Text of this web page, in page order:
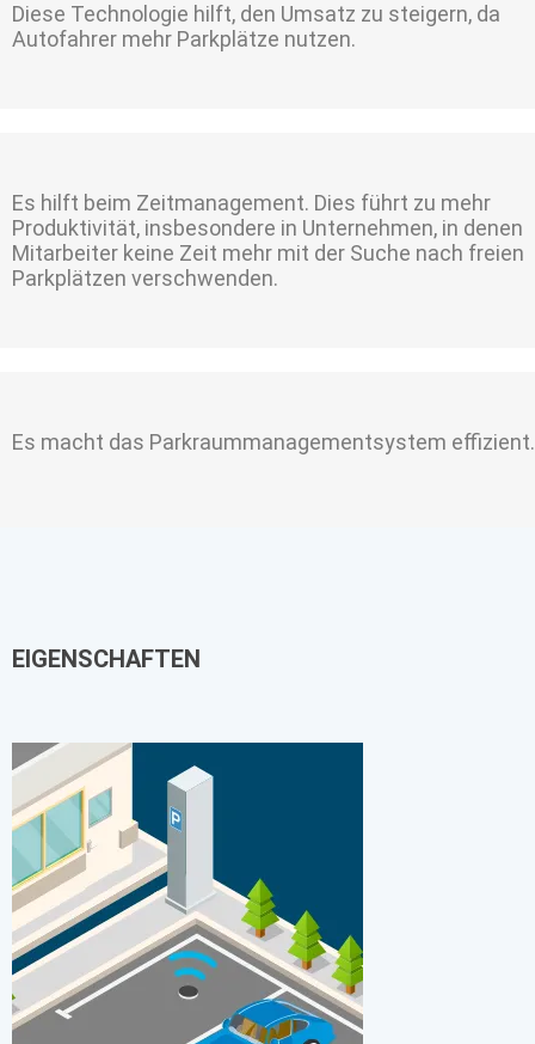
Diese Technologie hilft, den Umsatz zu steigern, da
Autofahrer mehr Parkplätze nutzen.
Es hilft beim Zeitmanagement. Dies führt zu mehr
Produktivität, insbesondere in Unternehmen, in denen
Mitarbeiter keine Zeit mehr mit der Suche nach freien
Parkplätzen verschwenden.
Es macht das Parkraummanagementsystem effizient.
EIGENSCHAFTEN